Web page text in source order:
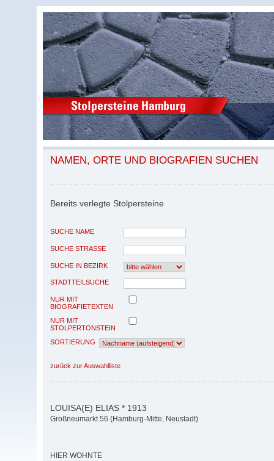
NAMEN, ORTE UND BIOGRAFIEN SUCHEN
Bereits verlegte Stolpersteine
SUCHE NAME
SUCHE STRASSE
SUCHE IN BEZIRK
STADTTEILSUCHE
NUR MIT
BIOGRAFIETEXTEN
NUR MIT
STOLPERTONSTEIN
SORTIERUNG
zurück zur Auswahlliste
LOUISA(E) ELIAS * 1913
Großneumarkt 56 (Hamburg-Mitte, Neustadt)
HIER WOHNTE